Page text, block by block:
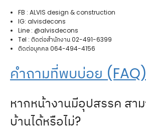
FB : ALVIS design & construction
IG: alvisdecons
Line : @alvisdecons
Tel : ติดต่อสำนักงาน 02-491-6399
ติดต่อบุคคล 064-494-4156
คำถามที่พบบ่อย (FAQ)
หากหน้างานมีอุปสรรค สา
บ้านได้หรือไม่?